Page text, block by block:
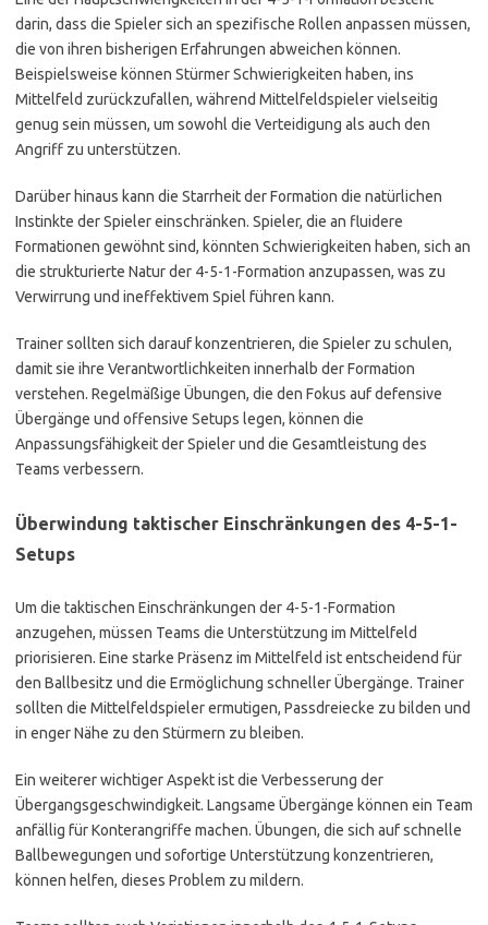
darin, dass die Spieler sich an spezifische Rollen anpassen müssen,
die von ihren bisherigen Erfahrungen abweichen können.
Beispielsweise können Stürmer Schwierigkeiten haben, ins
Mittelfeld zurückzufallen, während Mittelfeldspieler vielseitig
genug sein müssen, um sowohl die Verteidigung als auch den
Angriff zu unterstützen.
Darüber hinaus kann die Starrheit der Formation die natürlichen
Instinkte der Spieler einschränken. Spieler, die an fluidere
Formationen gewöhnt sind, könnten Schwierigkeiten haben, sich an
die strukturierte Natur der 4-5-1-Formation anzupassen, was zu
Verwirrung und ineffektivem Spiel führen kann.
Trainer sollten sich darauf konzentrieren, die Spieler zu schulen,
damit sie ihre Verantwortlichkeiten innerhalb der Formation
verstehen. Regelmäßige Übungen, die den Fokus auf defensive
Übergänge und offensive Setups legen, können die
Anpassungsfähigkeit der Spieler und die Gesamtleistung des
Teams verbessern.
Überwindung taktischer Einschränkungen des 4-5-1-
Setups
Um die taktischen Einschränkungen der 4-5-1-Formation
anzugehen, müssen Teams die Unterstützung im Mittelfeld
priorisieren. Eine starke Präsenz im Mittelfeld ist entscheidend für
den Ballbesitz und die Ermöglichung schneller Übergänge. Trainer
sollten die Mittelfeldspieler ermutigen, Passdreiecke zu bilden und
in enger Nähe zu den Stürmern zu bleiben.
Ein weiterer wichtiger Aspekt ist die Verbesserung der
Übergangsgeschwindigkeit. Langsame Übergänge können ein Team
anfällig für Konterangriffe machen. Übungen, die sich auf schnelle
Ballbewegungen und sofortige Unterstützung konzentrieren,
können helfen, dieses Problem zu mildern.